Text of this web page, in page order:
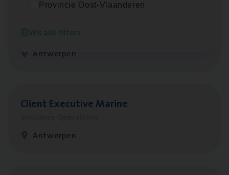
Provincie Oost-Vlaanderen
Wis alle filters
Claims Management
Antwerpen
Client Exe­cu­ti­ve Marine
Antwerpen